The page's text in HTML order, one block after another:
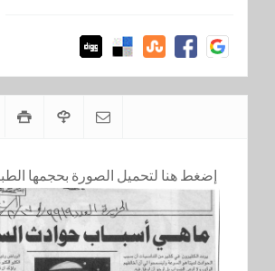
إضغط هنا لتحميل الصورة بحجمها